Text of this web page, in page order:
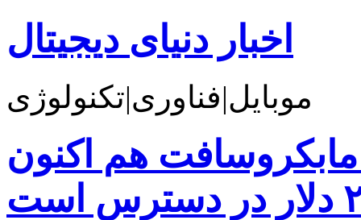
اخبار دنیای دیجیتال
موبایل|فناوری|تکنولوژی
آمپری مابکروسافت هم اکنون